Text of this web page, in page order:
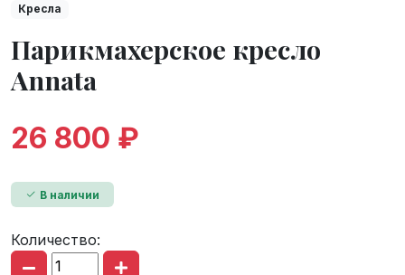
Кресла
Парикмахерское кресло
Аnnata
26 800 ₽
В наличии
Количество: